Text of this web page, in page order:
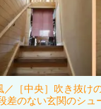
［中央］ 吹き抜け
差のない玄関のシュ